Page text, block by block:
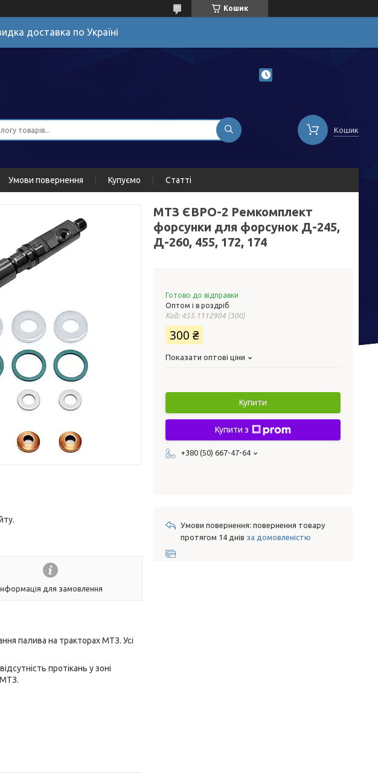
Кошик
доставка по Україні
Кошик
Умови повернення Купуємо Статті
для замовлення
палива на тракторах МТЗ. Усі
протікань у зоні
МТЗ.
МТЗ ЄВРО-2 Ремкомплект
форсунки для форсунок Д-245,
Д-260, 455, 172, 174
Готово до відправки
Оптом і в роздріб
Код: 455.1112904 (300)
300 ₴
Показати оптові ціни
Купити
Купити з
+380 (50) 667-47-64
повернення товару
протягом 14 днів за домовленістю